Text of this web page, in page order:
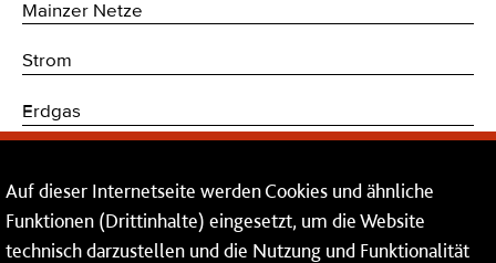
Mainzer Netze
Strom
Erdgas
Kommunikations- und Sicherheitstechnik
Auf dieser Internetseite werden Cookies und ähnliche
Funktionen (Drittinhalte) eingesetzt, um die Website
technisch darzustellen und die Nutzung und Funktionalität